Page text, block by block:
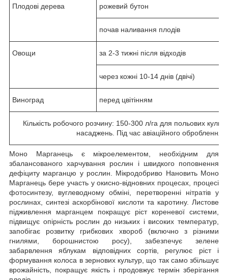
Плодові дерева рожевий бутон
почав наливання плодів
Овощи за 2-3 тижні після відходів
через кожні 10-14 днів (двічі)
Виноград перед цвітінням
Кількість робочого розчину: 150-300 л/га для польових
насаджень. Під час авіаційного оброблення
Моно Марганець є мікроелементом, необхідним для
збалансованого харчування рослин і швидкого поповнення
дефіциту марганцю у рослин. Мікродобриво Нановить Моно
Марганець бере участь у окисно-відновних процесах, процесі
фотосинтезу, вуглеводному обміні, перетворенні нітратів у
рослинах, синтезі аскорбінової кислоти та каротину. Листове
підживлення марганцем покращує ріст кореневої системи,
підвищує опірність рослин до низьких і високих температур,
запобігає розвитку грибкових хвороб (включно з різними
гнилями, борошнистою росу), забезпечує зелене
забарвлення яблукам відповідних сортів, регулює ріст і
формування колоса в зернових культур, що так само збільшує
врожайність, покращує якість і продовжує термін зберігання